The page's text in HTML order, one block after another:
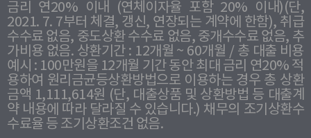
금리 연20% 이내 (연체이자율 포함 20% 이내)(단,
2021. 7. 7부터 체결, 갱신, 연장되는 계약에 한함), 취급
수수료 없음, 중도상환 수수료 없음, 중개수수료 없음, 추
가비용 없음. 상환기간 : 12개월 ~ 60개월 / 총 대출 비용
예시 : 100만원을 12개월 기간 동안 최대 금리 연20% 적
용하여 원리금균등상환방법으로 이용하는 경우 총 상환
금액 1,111,614원 (단, 대출상품 및 상환방법 등 대출계
약 내용에 따라 달라질 수 있습니다.) 채무의 조기상환수
수료율 등 조기상환조건 없음.